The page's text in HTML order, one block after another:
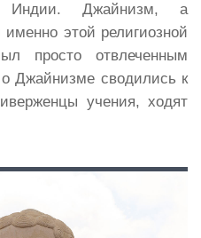
Индии. Джайнизм, а
этой религиозной
просто отвлеченным
Джайнизме сводились к
учения, ходят